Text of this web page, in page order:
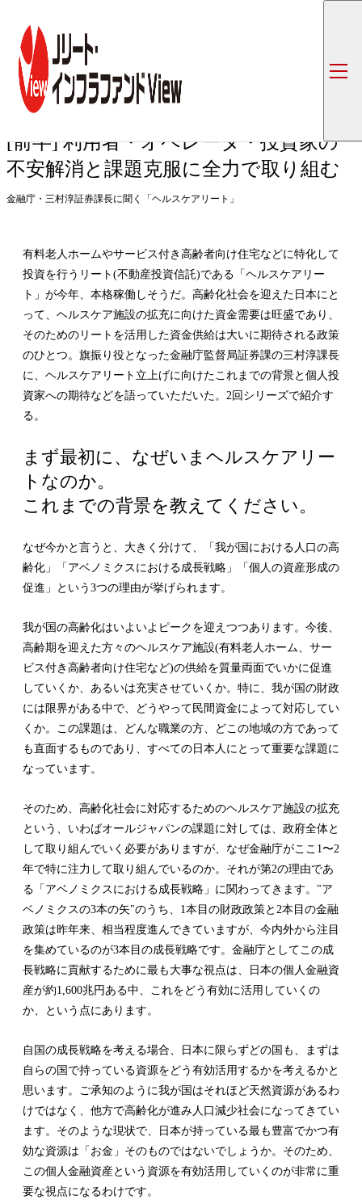
トップ
ヘルスケアリート特集
第2回
[前半] 利用者・オペレータ・投資家の
不安解消と課題克服に全力で取り組む
金融庁・三村淳証券課長に聞く「ヘルスケアリート」
有料老人ホームやサービス付き高齢者向け住宅などに特化して
投資を行うリート(不動産投資信託)である「ヘルスケアリー
ト」が今年、本格稼働しそうだ。高齢化社会を迎えた日本にと
って、ヘルスケア施設の拡充に向けた資金需要は旺盛であり、
そのためのリートを活用した資金供給は大いに期待される政策
のひとつ。旗振り役となった金融庁監督局証券課の三村淳課長
に、ヘルスケアリート立上げに向けたこれまでの背景と個人投
資家への期待などを語っていただいた。2回シリーズで紹介す
る。
まず最初に、なぜいまヘルスケアリー
トなのか。
これまでの背景を教えてください。
なぜ今かと言うと、大きく分けて、「我が国における人口の高
齢化」「アベノミクスにおける成長戦略」「個人の資産形成の
促進」という3つの理由が挙げられます。
我が国の高齢化はいよいよピークを迎えつつあります。今後、
高齢期を迎えた方々のヘルスケア施設(有料老人ホーム、サー
ビス付き高齢者向け住宅など)の供給を質量両面でいかに促進
していくか、あるいは充実させていくか。特に、我が国の財政
には限界がある中で、どうやって民間資金によって対応してい
くか。この課題は、どんな職業の方、どこの地域の方であって
も直面するものであり、すべての日本人にとって重要な課題に
なっています。
そのため、高齢化社会に対応するためのヘルスケア施設の拡充
という、いわばオールジャパンの課題に対しては、政府全体と
して取り組んでいく必要がありますが、なぜ金融庁がここ1〜2
年で特に注力して取り組んでいるのか。それが第2の理由であ
る「アベノミクスにおける成長戦略」に関わってきます。"ア
ベノミクスの3本の矢"のうち、1本目の財政政策と2本目の金融
政策は昨年来、相当程度進んできていますが、今内外から注目
を集めているのが3本目の成長戦略です。金融庁としてこの成
長戦略に貢献するために最も大事な視点は、日本の個人金融資
産が約1,600兆円ある中、これをどう有効に活用していくの
か、という点にあります。
自国の成長戦略を考える場合、日本に限らずどの国も、まずは
自らの国で持っている資源をどう有効活用するかを考えるかと
思います。ご承知のように我が国はそれほど天然資源があるわ
けではなく、他方で高齢化が進み人口減少社会になってきてい
ます。そのような現状で、日本が持っている最も豊富でかつ有
効な資源は「お金」そのものではないでしょうか。そのため、
この個人金融資産という資源を有効活用していくのが非常に重
要な視点になるわけです。